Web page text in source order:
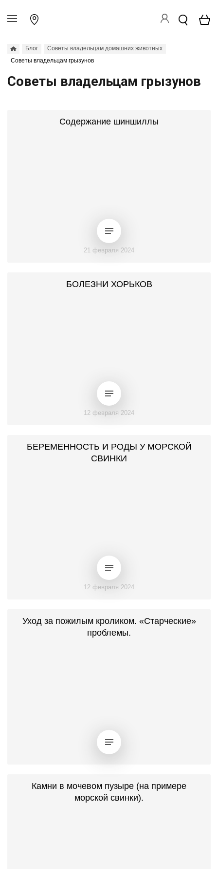
Блог
Советы владельцам домашних животных
Советы владельцам грызунов
Советы владельцам грызунов
Содержание шиншиллы
21 февраля 2024
БОЛЕЗНИ ХОРЬКОВ
12 февраля 2024
БЕРЕМЕННОСТЬ И РОДЫ У МОРСКОЙ
СВИНКИ
12 февраля 2024
Уход за пожилым кроликом. «Старческие»
проблемы.
Камни в мочевом пузыре (на примере
морской свинки).